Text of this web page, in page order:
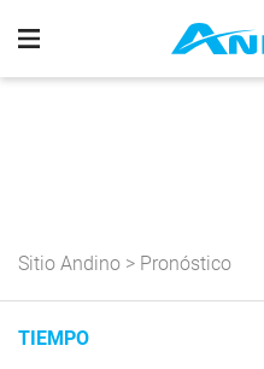
Sitio Andino > Pronóstico
TIEMPO